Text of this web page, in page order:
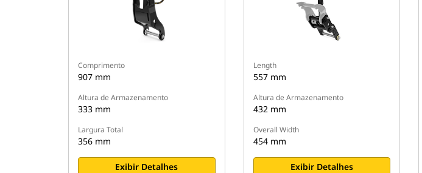
Comprimento
907 mm
Altura de Armazenamento
333 mm
Largura Total
356 mm
Exibir Detalhes
Length
557 mm
Altura de Armazenamento
432 mm
Overall Width
454 mm
Exibir Detalhes